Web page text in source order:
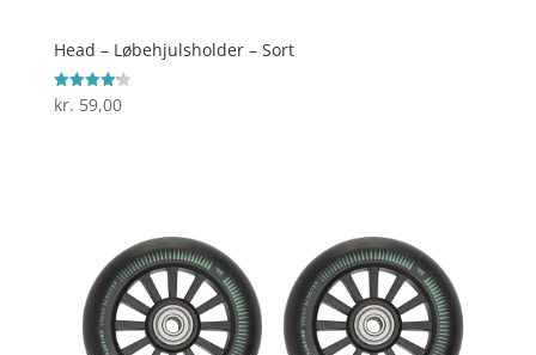
Head – Løbehjulsholder – Sort
Vurderet
4.2
kr. 59,00